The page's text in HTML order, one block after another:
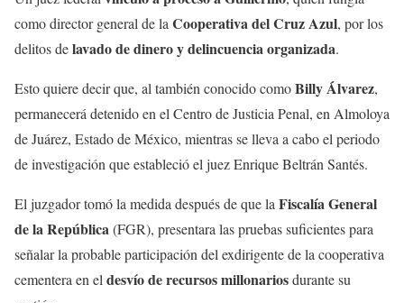
como director general de la Cooperativa del Cruz Azul, por los
delitos delavado de dineroy delincuencia organizada.
Esto quiere decir que, al también conocido comoBilly Álvarez,
permanecerá detenido en el Centro de Justicia Penal, en Almoloya
de Juárez, Estado de México, mientras se lleva a cabo el periodo
de investigación que estableció el juez Enrique Beltrán Santés.
El juzgador tomó la medida después de que la Fiscalía General
de la República(FGR), presentara las pruebas suficientes para
señalar la probable participación del exdirigente de la cooperativa
cementera en el desvío de recursos millonariosdurante su